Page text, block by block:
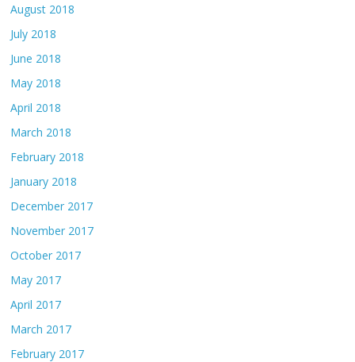
August 2018
July 2018
June 2018
May 2018
April 2018
March 2018
February 2018
January 2018
December 2017
November 2017
October 2017
May 2017
April 2017
March 2017
February 2017